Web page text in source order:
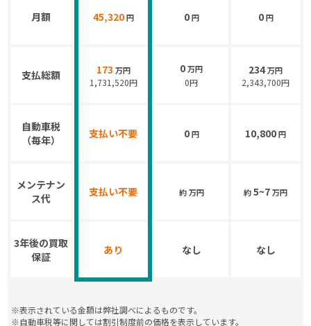
月額
支払総額
自動車税
（毎年）
メンテナン
ス代
3年後の買取
保証
45,320 円
173 万円
1,731,520円
支払い不要
支払い不要
あり
0円
0 万円
0円
0円
約万円
なし
0 円
234万円
2,343,700円
10,800 円
約 5~7 万円
なし
※表示されている金額は弊社調べによるものです。
※自動車税等に関しては割引制度前の価格を表示しています。